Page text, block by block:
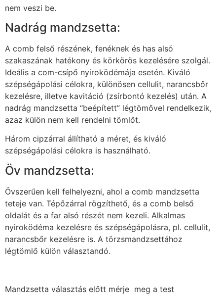
nem veszi be.
Nadrág mandzsetta:
A comb felső részének, fenéknek és has alsó
szakaszának hatékony és körkörös kezelésére szolgál.
Ideális a com-csípő nyiroködémája esetén. Kiváló
szépségápolási célokra, különösen cellulit, narancsbőr
kezelésre, illetve kavitáció (zsírbontó kezelés) után. A
nadrág mandzsetta “beépített” légtömővel rendelkezik,
azaz külön nem kell rendelni tömlőt.
Három cipzárral állítható a méret, és kiváló
szépségápolási célokra is használható.
Öv mandzsetta:
Övszerűen kell felhelyezni, ahol a comb mandzsetta
teteje van. Tépőzárral rögzíthető, és a comb belső
oldalát és a far alsó részét nem kezeli. Alkalmas
nyiroködéma kezelésre és szépségápolásra, pl. cellulit,
narancsbőr kezelésre is. A törzsmandzsettához
légtömlő külön választandó.
Mandzsetta választás előtt mérje meg a test